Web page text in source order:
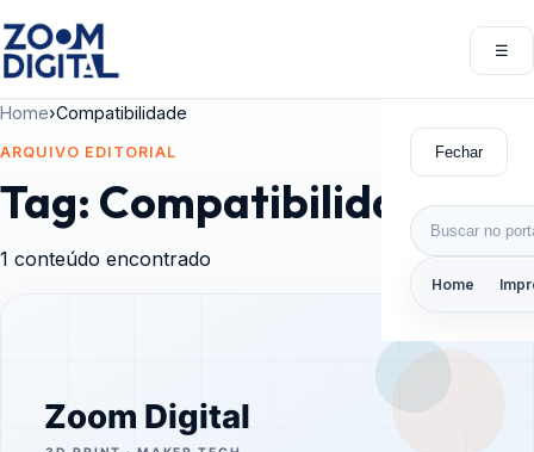
☰
Fechar
Buscar por:
Home
Home›Compatibilidade
ARQUIVO EDITORIAL
Tag: Compatibilidade
1 conteúdo encontrado